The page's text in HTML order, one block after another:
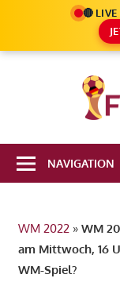
🔴
Infos
NAVIGATION
WM 2022» WM
am Mittwoch, 16
WM-Spiel?